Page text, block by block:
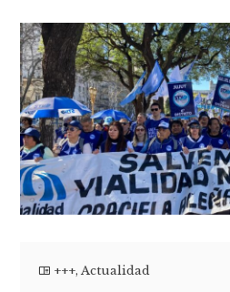
+++,Actualidad